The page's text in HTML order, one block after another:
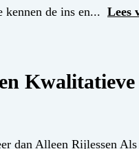
kennen de ins en... Lees
dan Alleen Rijlessen